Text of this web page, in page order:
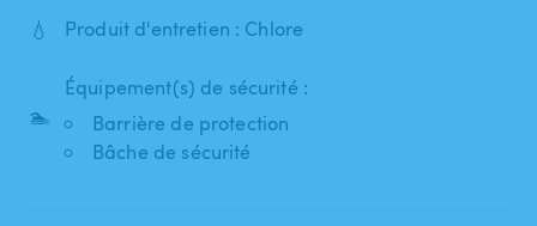
💧 Produit d'entretien : Chlore
🏊
Équipement(s) de sécurité :
Barrière de protection
Bâche de sécurité